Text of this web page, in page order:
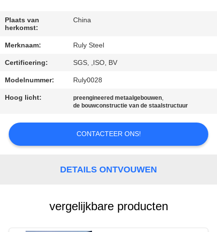
FABRIEKSREIS
KWALITEITSCONTROLE
CONTACTEER
ONS
NIEUWS
Plaats van
herkomst:
China
Merknaam: Ruly Steel
Certificering: SGS, ,ISO, BV
Modelnummer: Ruly0028
Hoog licht: preengineered metaalgebouwen,
de bouwconstructie van de staalstructuur
CONTACTEER ONS!
DETAILS ONTVOUWEN
vergelijkbare producten